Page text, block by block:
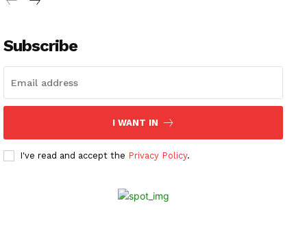
Subscribe
I WANT IN
I've read and accept the Privacy Policy.